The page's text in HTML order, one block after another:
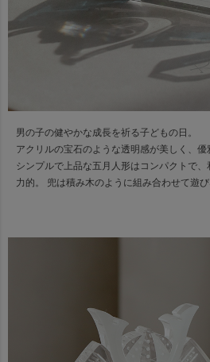
男の子の健やかな成長を祈る子どもの日。
アクリルの宝石のような透明感が美しく、
シンプルで上品な五月人形はコンパクトで
力的。 兜は積み木のように組み合わせて遊